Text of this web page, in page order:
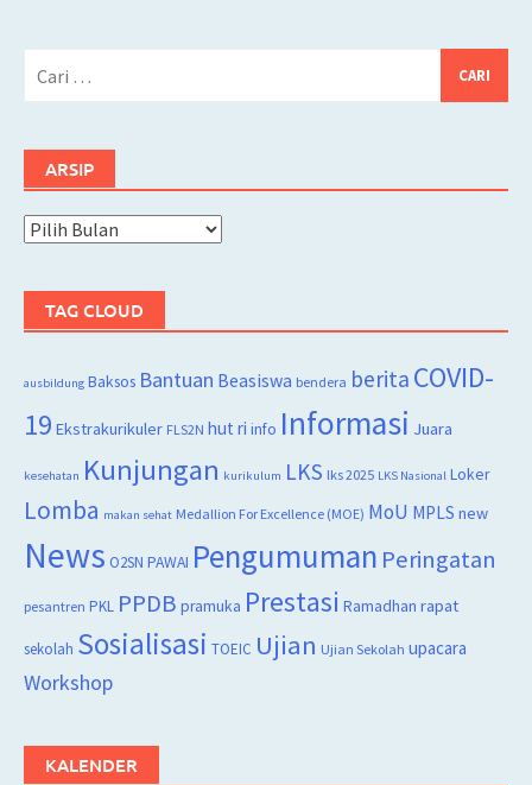
ARSIP
Arsip
TAG CLOUD
ausbildung Baksos Bantuan Beasiswa bendera berita COVID-
19 Ekstrakurikuler FLS2N hut ri info Informasi Juara
kesehatan Kunjungan kurikulum LKS lks 2025 LKS Nasional Loker
Lomba makan sehat Medallion For Excellence (MOE) MoU MPLS new
News O2SN PAWAI Pengumuman Peringatan
pesantren PKL PPDB pramuka Prestasi Ramadhan rapat
sekolah Sosialisasi TOEIC Ujian Ujian Sekolah upacara
Workshop
KALENDER